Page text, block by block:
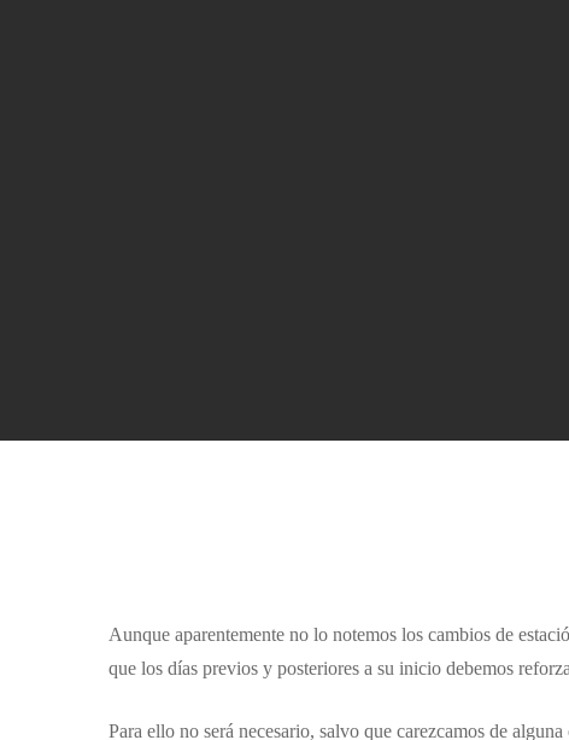
Aunque aparentemente no lo notemos los cambios de
que los días previos y posteriores a su inicio debemos
Para ello no será necesario, salvo que carezcamos de